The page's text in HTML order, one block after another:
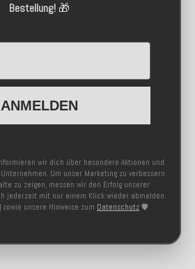
Bestellung!🎁
ANMELDEN
wir dich über besondere Aktionen und
Um unser Marketing zu verbessern
zu zeigen, messen wir den Erfolg unserer
jederzeit mit nur einem Klick wieder abmelden.
sowie unsere Hinweise zum Datenschutz 🛡️